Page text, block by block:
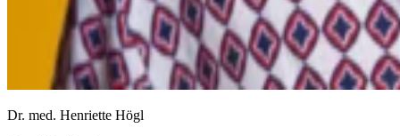
Dr. med. Henriette Högl